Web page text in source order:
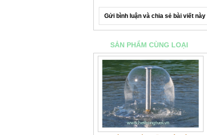
Gửi bình luận và chia sẻ bài viết này
SẢN PHẨM CÙNG LOẠI